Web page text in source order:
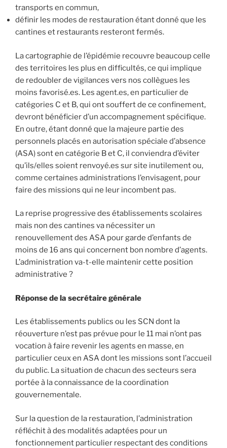
transports en commun,
définir les modes de restauration étant donné que les
cantines et restaurants resteront fermés.
La cartographie de l’épidémie recouvre beaucoup celle
des territoires les plus en difficultés, ce qui implique
de redoubler de vigilances vers nos collègues les
moins favorisé.es. Les agent.es, en particulier de
catégories C et B, qui ont souffert de ce confinement,
devront bénéficier d’un accompagnement spécifique.
En outre, étant donné que la majeure partie des
personnels placés en autorisation spéciale d’absence
(ASA) sont en catégorie B et C, il conviendra d’éviter
qu’ils/elles soient renvoyé.es sur site inutilement ou,
comme certaines administrations l’envisagent, pour
faire des missions qui ne leur incombent pas.
La reprise progressive des établissements scolaires
mais non des cantines va nécessiter un
renouvellement des ASA pour garde d’enfants de
moins de 16 ans qui concernent bon nombre d’agents.
L’administration va-t-elle maintenir cette position
administrative ?
Réponse de la secrétaire générale
Les établissements publics ou les SCN dont la
réouverture n’est pas prévue pour le 11 mai n’ont pas
vocation à faire revenir les agents en masse, en
particulier ceux en ASA dont les missions sont l’accueil
du public. La situation de chacun des secteurs sera
portée à la connaissance de la coordination
gouvernementale.
Sur la question de la restauration, l’administration
réfléchit à des modalités adaptées pour un
fonctionnement particulier respectant des conditions